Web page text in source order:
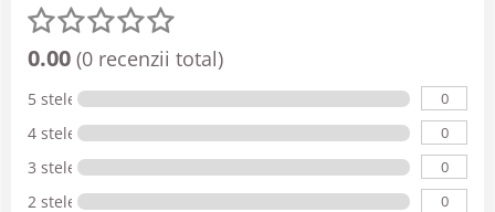
0.00 (0 recenzii total)
5 stele 0
4 stele 0
3 stele 0
2 stele 0